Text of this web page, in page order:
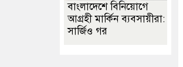
বাংলাদেশে বিনিয়োগে
আগ্রহী মার্কিন ব্যবসায়ীরা:
সার্জিও গর